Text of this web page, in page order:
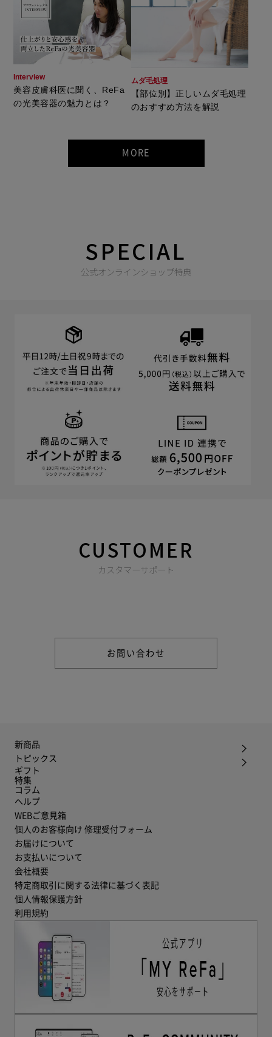
Interview
美容皮膚科医に聞く、ReFa
の光美容器の魅力とは？
ムダ毛処理
【部位別】正しいムダ毛処理
のおすすめ方法を解説
MORE
SPECIAL
公式オンラインショップ特典
CUSTOMER
カスタマーサポート
お問い合わせ
新商品
トピックス
ギフト
特集
コラム
ヘルプ
WEBご意見箱
個人のお客様向け 修理受付フォーム
お届けについて
お支払いについて
会社概要
特定商取引に関する法律に基づく表記
個人情報保護方針
利用規約